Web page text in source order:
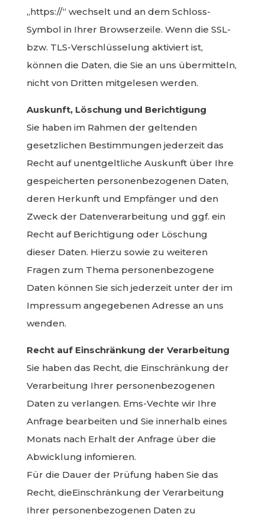
„https://“ wechselt und an dem Schloss-
Symbol in Ihrer Browserzeile. Wenn die SSL-
bzw. TLS-Verschlüsselung aktiviert ist,
können die Daten, die Sie an uns übermitteln,
nicht von Dritten mitgelesen werden.
Auskunft, Löschung und Berichtigung
Sie haben im Rahmen der geltenden
gesetzlichen Bestimmungen jederzeit das
Recht auf unentgeltliche Auskunft über Ihre
gespeicherten personenbezogenen Daten,
deren Herkunft und Empfänger und den
Zweck der Datenverarbeitung und ggf. ein
Recht auf Berichtigung oder Löschung
dieser Daten. Hierzu sowie zu weiteren
Fragen zum Thema personenbezogene
Daten können Sie sich jederzeit unter der im
Impressum angegebenen Adresse an uns
wenden.
Recht auf Einschränkung der Verarbeitung
Sie haben das Recht, die Einschränkung der
Verarbeitung Ihrer personenbezogenen
Daten zu verlangen. Ems-Vechte wir Ihre
Anfrage bearbeiten und Sie innerhalb eines
Monats nach Erhalt der Anfrage über die
Abwicklung infomieren.
Für die Dauer der Prüfung haben Sie das
Recht, dieEinschränkung der Verarbeitung
Ihrer personenbezogenen Daten zu